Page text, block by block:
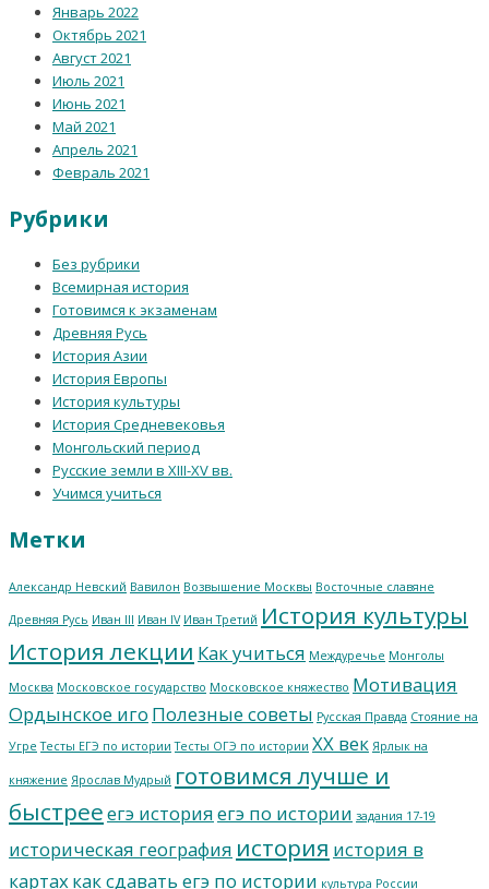
Январь 2022
Октябрь 2021
Август 2021
Июль 2021
Июнь 2021
Май 2021
Апрель 2021
Февраль 2021
Рубрики
Без рубрики
Всемирная история
Готовимся к экзаменам
Древняя Русь
История Азии
История Европы
История культуры
История Средневековья
Монгольский период
Русские земли в XIII-XV вв.
Учимся учиться
Метки
Александр Невский Вавилон Возвышение Москвы Восточные славяне
Древняя Русь Иван III Иван IV Иван Третий История культуры
История лекции Как учиться Междуречье Монголы
Москва Московское государство Московское княжество Мотивация
Ордынское иго Полезные советы Русская Правда Стояние на
Угре Тесты ЕГЭ по истории Тесты ОГЭ по истории ХХ век Ярлык на
княжение Ярослав Мудрый готовимся лучше и
быстрееегэ историяегэ по истории задания 17-19
историческая география история история в
картахкак сдавать егэ по истории культура России